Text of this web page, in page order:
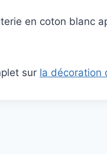
en coton blanc
sur la décoration